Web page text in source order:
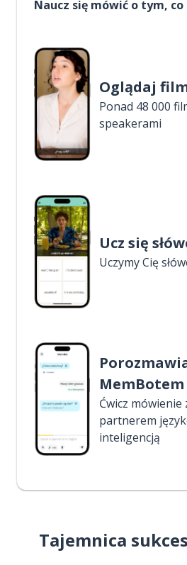
Naucz się mówić o tym,
Oglądaj
Ponad 48 000
speakerami
Ucz się
Uczymy Cię
MemBotem
Ćwicz mówienie
partnerem
inteligencją
Tajemnica